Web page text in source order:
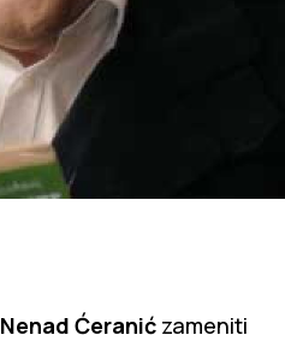
Nenad Ćeranić zameniti